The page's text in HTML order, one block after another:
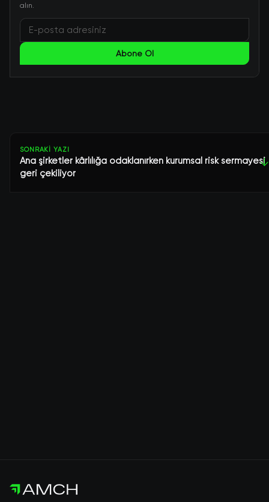
alın.
Abone Ol
SONRAKI YAZI
Ana şirketler kârlılığa odaklanırken kurumsal risk sermayesi
geri çekiliyor
↓